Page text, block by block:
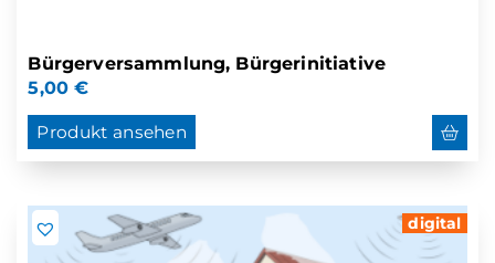
Bürgerversammlung, Bürgerinitiative
5,00€
Produkt ansehen
digital